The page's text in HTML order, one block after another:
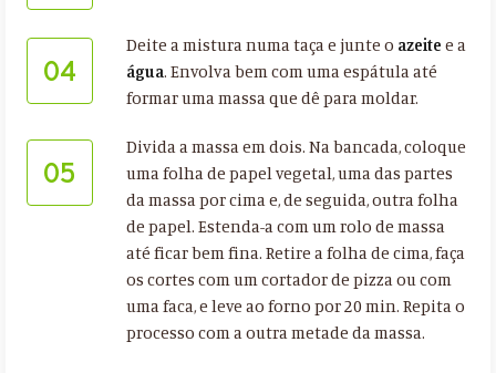
04
Deite a mistura numa taça e junte o azeite e a
água. Envolva bem com uma espátula até
formar uma massa que dê para moldar.
05
Divida a massa em dois. Na bancada, coloque
uma folha de papel vegetal, uma das partes
da massa por cima e, de seguida, outra folha
de papel. Estenda-a com um rolo de massa
até ficar bem fina. Retire a folha de cima, faça
os cortes com um cortador de pizza ou com
uma faca, e leve ao forno por 20 min. Repita o
processo com a outra metade da massa.